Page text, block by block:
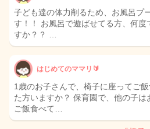
子ども達の体力削るため、お風呂プ
す！！ お風呂で遊ばせてる方、何度
すか？？ …
はじめてのママリ🔰
1歳のお子さんで、椅子に座ってご
た方いますか？ 保育園で、他の子は
ご飯食べて…